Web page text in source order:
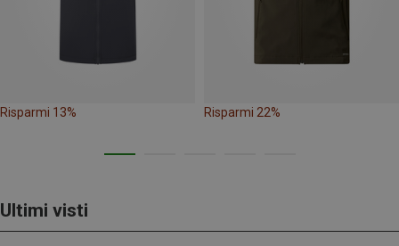
Risparmi 13% Risparmi 22%
Ultimi visti